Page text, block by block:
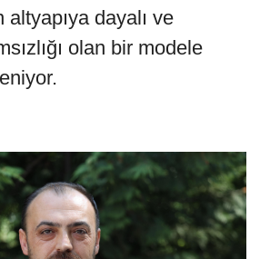
altyapıya dayalı ve
olan bir modele